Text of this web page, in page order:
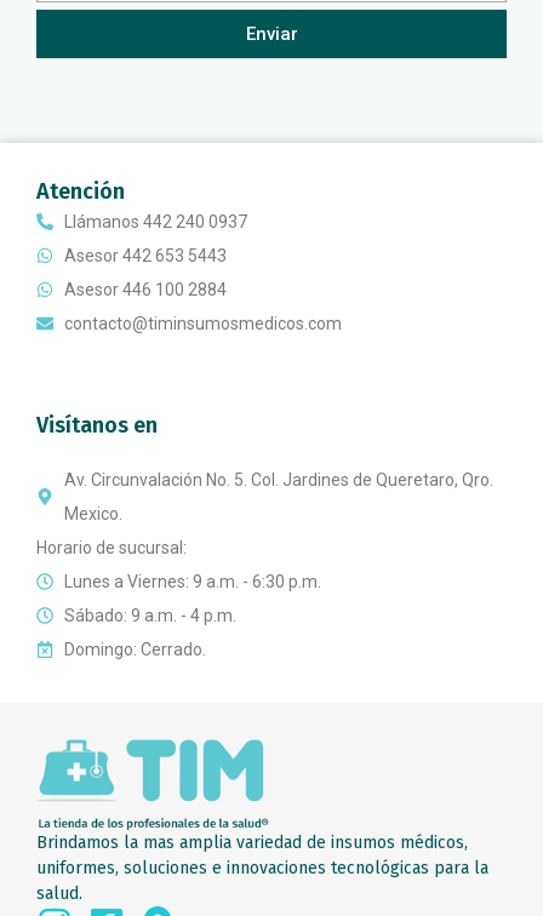
Enviar
Atención
Llámanos 442 240 0937
Asesor 442 653 5443
Asesor 446 100 2884
contacto@timinsumosmedicos.com
Visítanos en
Av. Circunvalación No. 5. Col. Jardines de Queretaro, Qro.
Mexico.
Horario de sucursal:
Lunes a Viernes: 9 a.m. - 6:30 p.m.
Sábado: 9 a.m. - 4 p.m.
Domingo: Cerrado.
Brindamos la mas amplia variedad de insumos médicos,
uniformes, soluciones e innovaciones tecnológicas para la
salud.